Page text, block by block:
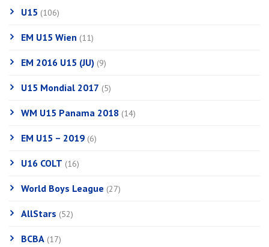
U15 (106)
EM U15 Wien (11)
EM 2016 U15 (JU) (9)
U15 Mondial 2017 (5)
WM U15 Panama 2018 (14)
EM U15 – 2019 (6)
U16 COLT (16)
World Boys League (27)
AllStars (52)
BCBA (17)